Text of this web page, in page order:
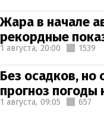
Жара в начале
рекордные
1 августа, 20:00 1539
Без осадков, но
прогноз погоды
1 августа, 09:05 657